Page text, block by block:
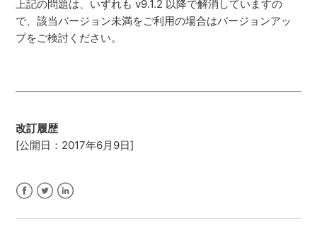
上記の問題は、いずれも v9.1.2 以降で解消していますの
で、該当バージョン未満をご利用の場合はバージョンアッ
プをご検討ください。
改訂履歴
[公開日：2017年6月9日]